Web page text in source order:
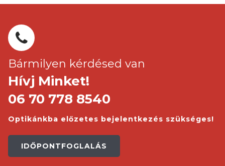
Bármilyen kérdésed van
Hívj Minket!
06 70 778 8540
Optikánkba előzetes bejelentkezés szükséges!
IDŐPONTFOGLALÁS